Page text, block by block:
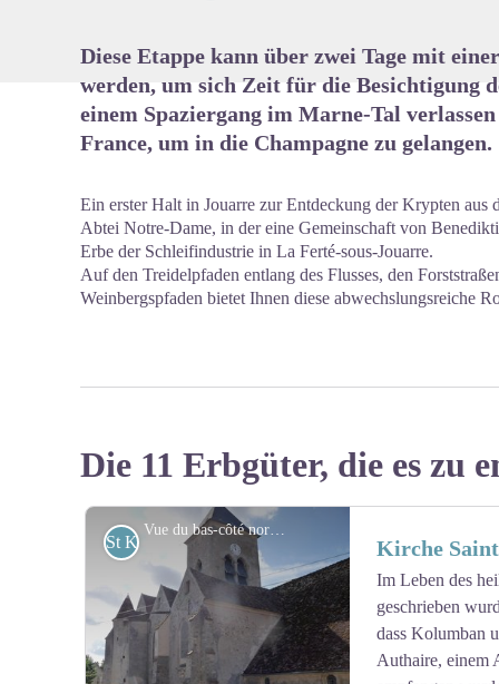
Diese Etappe kann über zwei Tage mit
werden, um sich Zeit für die Besichtigung
einem Spaziergang im Marne-Tal
France, um in die Champagne zu gelangen.
Ein erster Halt in Jouarre zur Entdeckung der Krypten aus
Abtei Notre-Dame, in der eine Gemeinschaft von
Erbe der Schleifindustrie in La Ferté-sous-Jouarre.
Auf den Treidelpfaden entlang des Flusses, den
Weinbergspfaden bietet Ihnen diese abwechslungsreiche
Die 11 Erbgüter, die es zu
Vue du bas-côté nord de l’église Saint-Authaire - Association Colomban en Brie
St Kolumban Kirche
Im Leben des
geschrieben
dass Kolumban
Authaire, einem